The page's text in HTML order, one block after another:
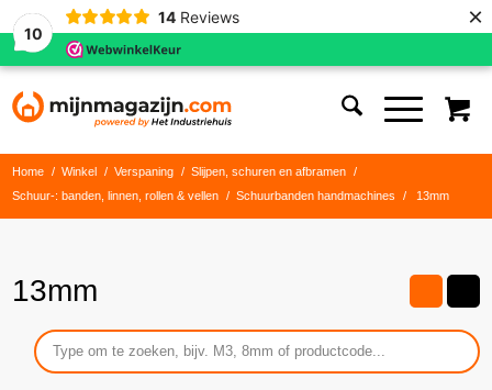
10
14 Reviews ×
Home / Winkel / Verspaning / Slijpen, schuren en afbramen
/
Schuur-: banden, linnen, rollen & vellen
/ Schuurbanden handmachines / 13mm
13mm